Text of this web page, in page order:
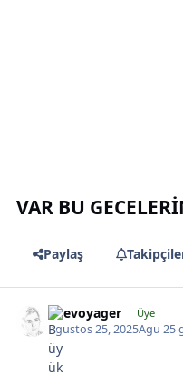
VAR BU
Paylaş
likevoyager Üye
Agustos 25, 2025Agu 25
*